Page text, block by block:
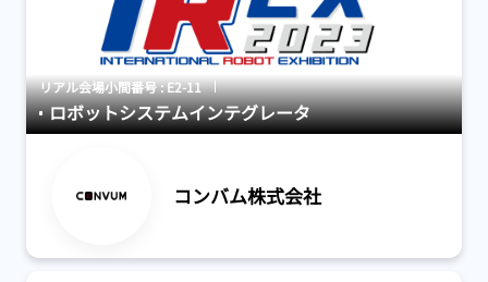
リアル会場小間番号 : E2-11
ロボットシステムインテグレータ
コンバム株式会社